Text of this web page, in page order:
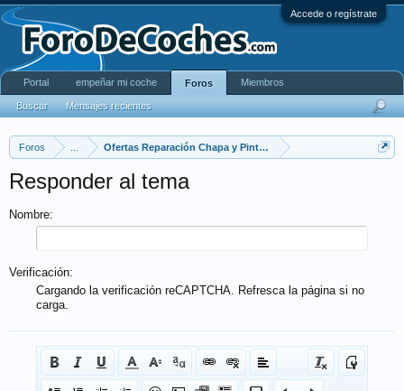
Accede o regístrate
Foros Ofertas Reparación Chapa y Pintura
Responder al tema
Nombre:
Verificación:
Cargando la verificación reCAPTCHA. Refresca la página si no
carga.
Portal empeñar mi coche Foros
Buscar Mensajes recientes
Miembros